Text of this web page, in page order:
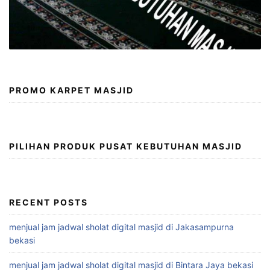
PROMO KARPET MASJID
PILIHAN PRODUK PUSAT KEBUTUHAN MASJID
RECENT POSTS
menjual jam jadwal sholat digital masjid di Jakasampurna
bekasi
menjual jam jadwal sholat digital masjid di Bintara Jaya bekasi